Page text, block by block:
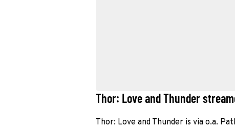
Thor: Love and Thunder
Thor: Love and Thunder is via o.a.